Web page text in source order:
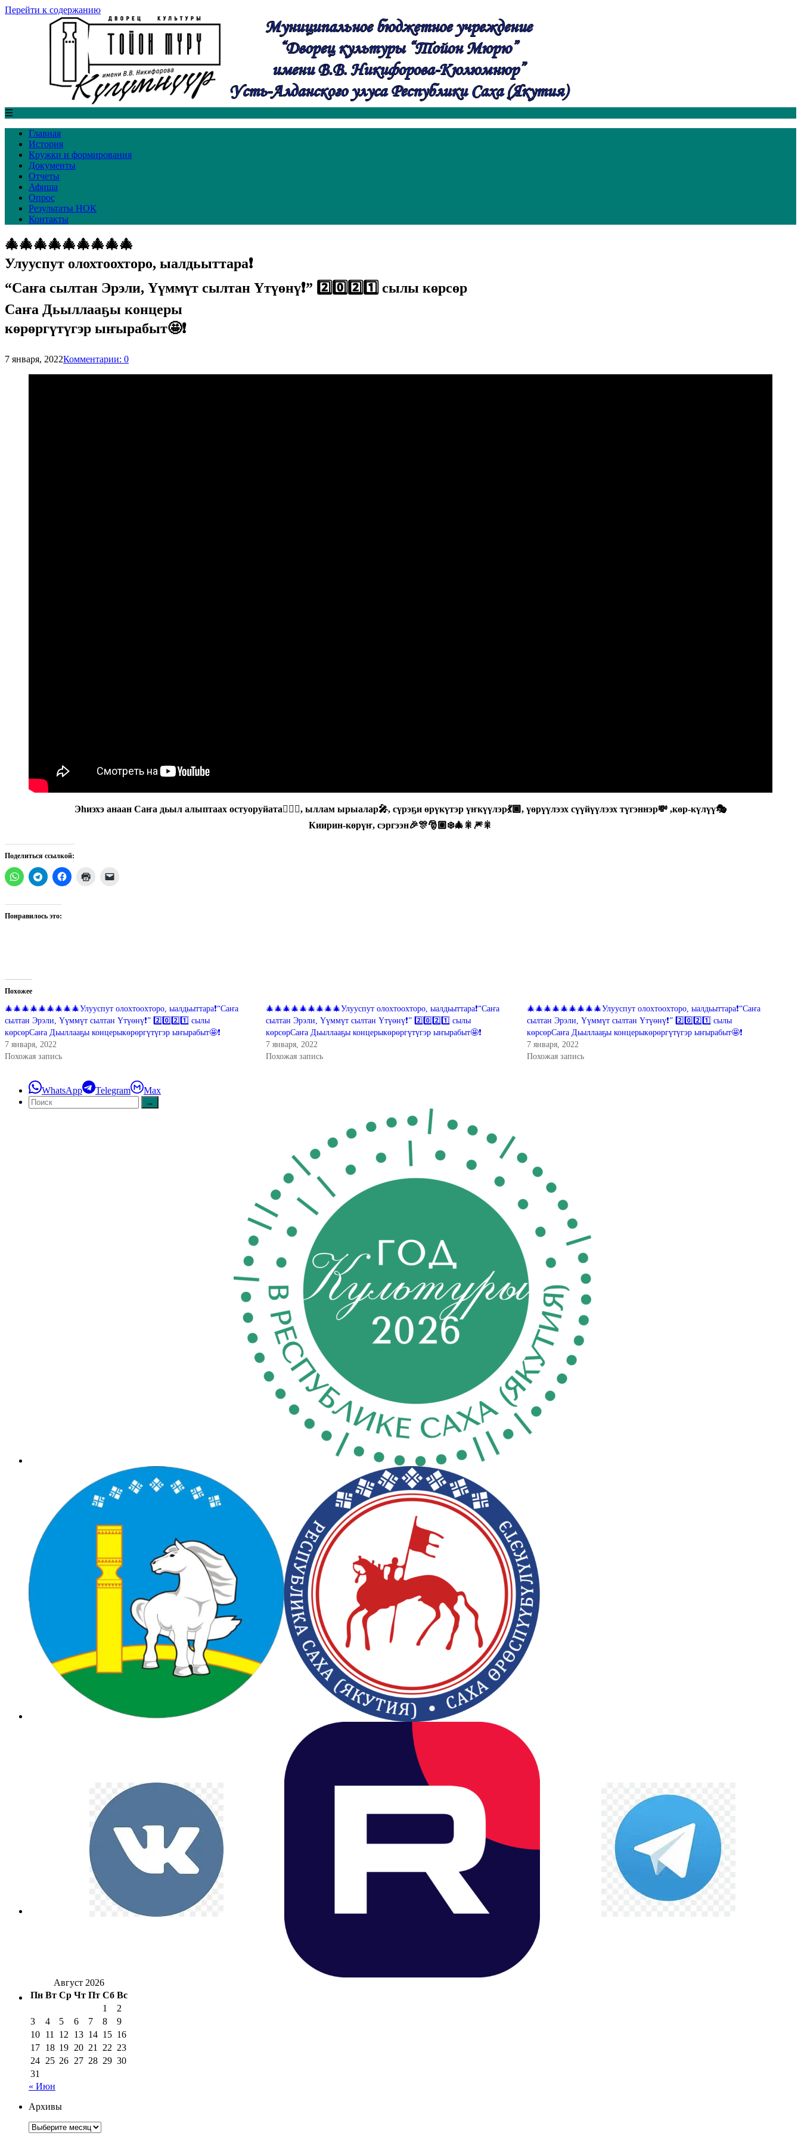
Перейти к содержанию
☰
Главная
История
Кружки и формирования
Документы
Отчеты
Афиша
Опрос
Результаты НОК
Контакты
🎄🎄🎄🎄🎄🎄🎄🎄🎄
Улууспут олохтоохторо, ыалдьыттара❗
“Саҥа сылтан Эрэли, Үүммүт сылтан Үтүөнү❗” 2️⃣0️⃣2️⃣1️⃣ сылы көрсөр
Саҥа Дьыллааҕы концеры
көрөргүтүгэр ыҥырабыт🤩❗
7 января, 2022Комментарии: 0
Эһиэхэ анаан Саҥа дьыл алыптаах остуоруйата🧙🏽‍♀️, ыллам ырыалар🎤, сүрэҕи өрүкүтэр үҥкүүлэр💃🏾, үөрүүлээх сүүйүүлээх түгэннэр💸 ,көр-күлүү🎭
Киирин-көрүҥ, сэргээн🎉🎊🎅🏽❄️🎄🎇🎆🎇
Поделиться ссылкой:
Понравилось это:
Похожее
🎄🎄🎄🎄🎄🎄🎄🎄🎄Улууспут олохтоохторо, ыалдьыттара❗“Саҥа
сылтан Эрэли, Үүммүт сылтан Үтүөнү❗” 2️⃣0️⃣2️⃣1️⃣ сылы
көрсөрСаҥа Дьыллааҕы концерыкөрөргүтүгэр ыҥырабыт🤩❗
7 января, 2022
Похожая запись
🎄🎄🎄🎄🎄🎄🎄🎄🎄Улууспут олохтоохторо, ыалдьыттара❗“Саҥа
сылтан Эрэли, Үүммүт сылтан Үтүөнү❗” 2️⃣0️⃣2️⃣1️⃣ сылы
көрсөрСаҥа Дьыллааҕы концерыкөрөргүтүгэр ыҥырабыт🤩❗
7 января, 2022
Похожая запись
🎄🎄🎄🎄🎄🎄🎄🎄🎄Улууспут олохтоохторо, ыалдьыттара❗“Саҥа
сылтан Эрэли, Үүммүт сылтан Үтүөнү❗” 2️⃣0️⃣2️⃣1️⃣ сылы
көрсөрСаҥа Дьыллааҕы концерыкөрөргүтүгэр ыҥырабыт🤩❗
7 января, 2022
Похожая запись
WhatsApp Telegram Max
Август 2026
Пн Вт Ср Чт Пт Сб Вс
1
2
3
4 5 6 7 8
9
10 11 12 13 14 15 16
17 18 19 20 21 22 23
24 25 26 27 28 29 30
31
« Июн
Архивы
Архивы